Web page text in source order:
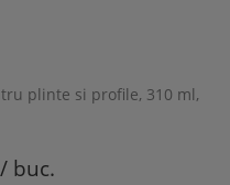
plinte si profile, 310 ml,
buc.